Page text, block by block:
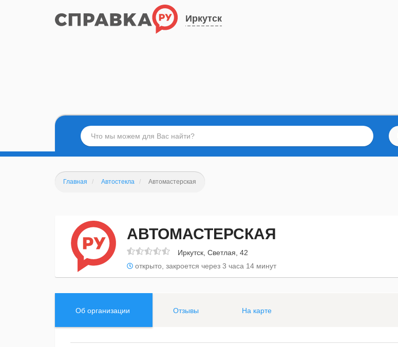
Иркутск
Главная Автостекла Автомастерская
АВТОМАСТЕРСКАЯ
Иркутск, Светлая, 42
открыто, закроется через 3 часа 14 минут
Об организации Отзывы На карте